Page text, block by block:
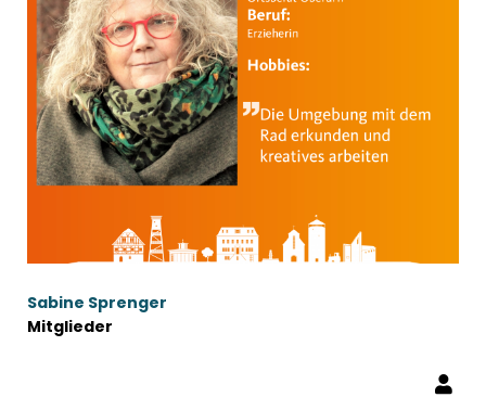
Sabine Sprenger
Mitglieder